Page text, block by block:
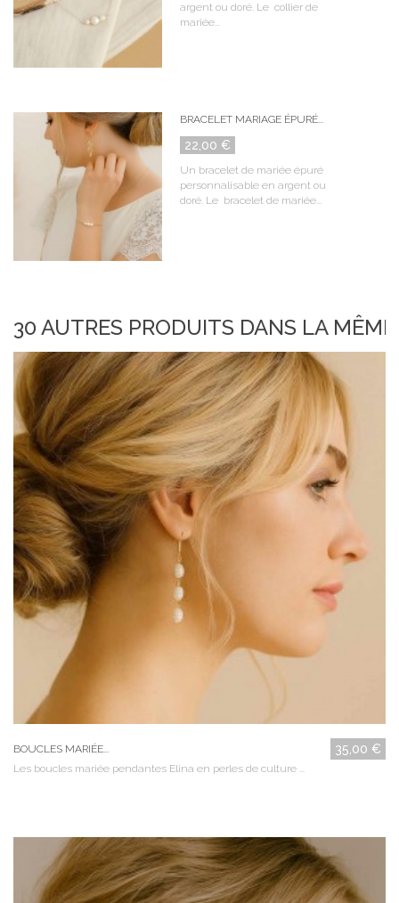
argent ou doré. Le collier de
mariée...
BRACELET MARIAGE ÉPURÉ...
22,00 €
Un bracelet de mariée épuré
personnalisable en argent ou
doré. Le bracelet de mariée...
30 AUTRES PRODUITS DANS LA
BOUCLES MARIÉE... 35,00 €
Les boucles mariée pendantes Elina en perles de culture ...